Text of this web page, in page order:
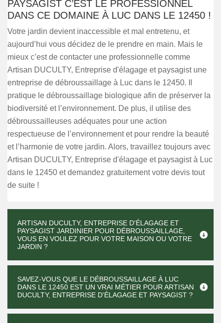
PAYSAGIST C’EST LE PROFESSIONNEL
DANS CE DOMAINE À LUC DANS LE 12450 !
Votre jardin devient inaccessible et mal entretenu, et
aujourd’hui vous décidez de le prendre en main. Mais le
mieux c’est de contacter une professionnelle comme
Artisan DUCULTY, Entreprise d'élagage et paysagist une
entreprise de débroussaillage à Luc dans le 12450. Il
pratique le débroussaillage biologique afin de préserver la
biodiversité et l’environnement. De plus, il utilise des
débroussailleuses adéquates pour une action
respectueuse de l’environnement et pour rendre la beauté
et l’harmonie de votre jardin. Alors, travaillez toujours avec
Artisan DUCULTY, Entreprise d'élagage et paysagist à Luc
dans le 12450 et demandez gratuitement votre devis tout
de suite !
ARTISAN DUCULTY, ENTREPRISE D'ÉLAGAGE ET
PAYSAGIST JARDINIER POUR DÉBROUSSAILLAGE,
VOUS EN VOULEZ POUR VOTRE MAISON OU VOTRE
JARDIN ?
SAVEZ-VOUS QUE LE DÉBROUSSAILLAGE À LUC
DANS LE 12450 EST UN VRAI MÉTIER POUR ARTISAN
DUCULTY, ENTREPRISE D'ÉLAGAGE ET PAYSAGIST ?